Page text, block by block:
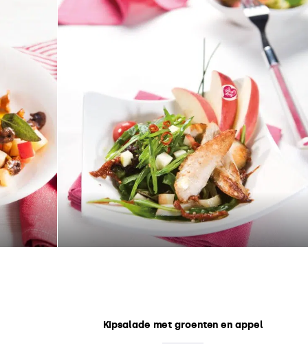
Kipsalade met groenten en appel